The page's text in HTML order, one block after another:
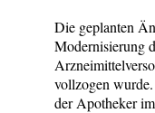
Die geplanten
Modernisierung
vollzogen
der Apotheker